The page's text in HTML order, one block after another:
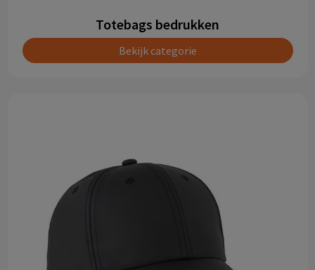
Totebags bedrukken
Bekijk categorie